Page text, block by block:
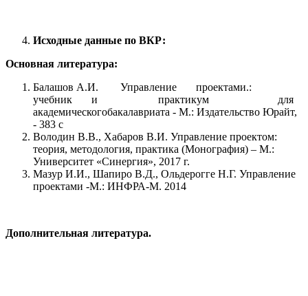
Исходные данные по ВКР:
Основная литература:
Балашов А.И. Управление проектами.:
учебник и практикум для
академическогобакалавриата - М.: Издательство Юрайт,
- 383 с
Володин В.В., Хабаров В.И. Управление проектом:
теория, методология, практика (Монография) – М.:
Университет «Синергия», 2017 г.
Мазур И.И., Шапиро В.Д., Ольдерогге Н.Г. Управление
проектами -М.: ИНФРА-М. 2014
Дополнительная литература.